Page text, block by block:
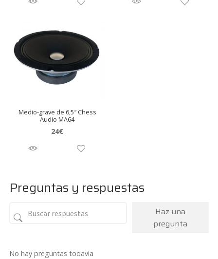
Medio-grave de 6,5″ Chess
Audio MA64
24€
Preguntas y respuestas
Haz una
pregunta
No hay preguntas todavía